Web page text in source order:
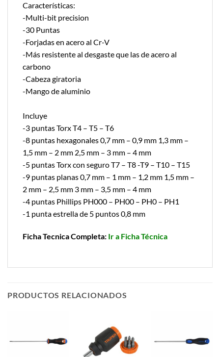
Características:
-Multi-bit precision
-30 Puntas
-Forjadas en acero al Cr-V
-Más resistente al desgaste que las de acero al
carbono
-Cabeza giratoria
-Mango de aluminio
Incluye
-3 puntas Torx T4 – T5 – T6
-8 puntas hexagonales 0,7 mm – 0,9 mm 1,3 mm –
1,5 mm – 2 mm 2,5 mm – 3 mm – 4 mm
-5 puntas Torx con seguro T7 – T8 -T9 – T10 – T15
-9 puntas planas 0,7 mm – 1 mm – 1,2 mm 1,5 mm –
2 mm – 2,5 mm 3 mm – 3,5 mm – 4 mm
-4 puntas Phillips PH000 – PH00 – PH0 – PH1
-1 punta estrella de 5 puntos 0,8 mm
Ficha Tecnica Completa: Ir a Ficha Técnica
PRODUCTOS RELACIONADOS